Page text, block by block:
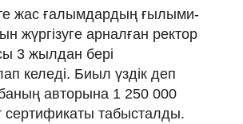
жас ғалымдардың ғылыми-
жүргізуге арналған ректор
3 жылдан бері
келеді. Биыл үздік деп
авторына 1 250 000
сертификаты табысталды.